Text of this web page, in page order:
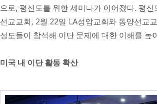
으로, 평신도를 위한 세미나가 이어졌다. 평
선교교회, 2월 22일 LA성암교회와 동양선교
성도들이 참석해 이단 문제에 대한 이해를 높
미국 내 이단 활동 확산